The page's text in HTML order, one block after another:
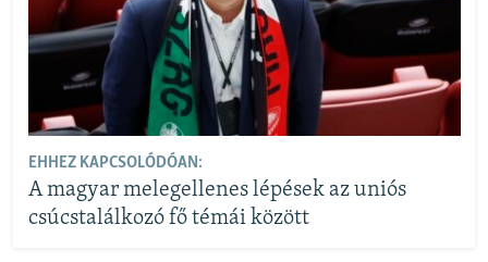
EHHEZ KAPCSOLÓDÓAN:
A magyar melegellenes lépések az uniós
csúcstalálkozó fő témái között